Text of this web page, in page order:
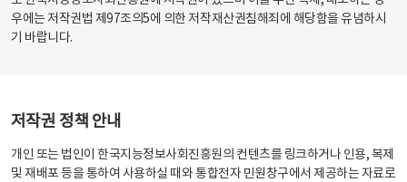
우에는 저작권법 제97조의5에 의한 저작재산권침해죄에 해당함을 유념하시
기 바랍니다.
저작권 정책 안내
개인 또는 법인이 한국지능정보사회진흥원의 컨텐츠를 링크하거나 인용, 복제
및 재배포 등을 통하여 사용하실 때와 통합전자 민원창구에서 제공하는 자료로